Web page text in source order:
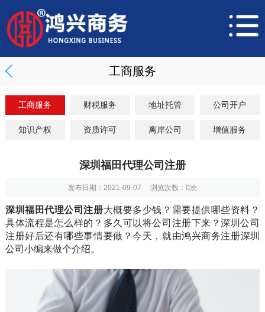
工商服务
工商服务 财税服务 地址托管 公司开户
知识产权 资质许可 离岸公司 增值服务
深圳福田代理公司注册
发布日期：2021-09-07 浏览次数： 0次
深圳福田代理公司注册大概要多少钱？需要提供哪些资料？
具体流程是怎么样的？多久可以将公司注册下来？深圳公司
注册好后还有哪些事情要做？今天，就由鸿兴商务注册深圳
公司 小编来做个介绍。